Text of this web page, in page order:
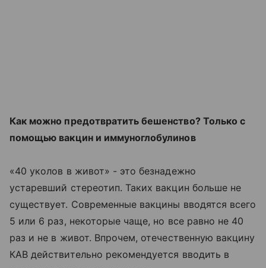
Как можно предотвратить бешенство? Только с
помощью вакцин и иммуноглобулинов
«40 уколов в живот» - это безнадежно
устаревший стереотип. Таких вакцин больше не
существует. Современные вакцины вводятся всего
5 или 6 раз, некоторые чаще, но все равно не 40
раз и не в живот. Впрочем, отечественную вакцину
КАВ действительно рекомендуется вводить в